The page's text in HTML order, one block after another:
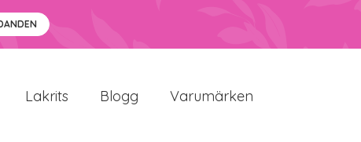
Lakrits Blogg Varumärken